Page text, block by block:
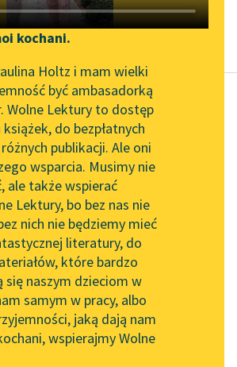
Zgłoś brak utworu
Narzędzia
Mapa Wolnych Lektur
Leśmianator
Przewodnik dla piszących i
czytających
API
OAI-PMH
Widget Wolnych Lektur
Przypisy
kochani.
Holtz i mam wielki
być ambasadorką
Wolne Lektury to dostęp
do bezpłatnych
publikacji. Ale oni
wsparcia. Musimy nie
ale także wspierać
Lektury, bo bez nas nie
nich nie będziemy mieć
literatury, do
które bardzo
się naszym dzieciom w
samym w pracy, albo
jaką dają nam
wspierajmy Wolne
Stefan Grabiński
Muzeum dusz
czyśćcowych
— To szalona
interpretacja —
zaprotestował gorąco
starzec — nigdy mnie
pan nie przekona.
— Nie chcę też